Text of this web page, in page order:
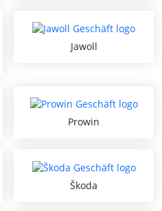
Jawoll
Prowin
Škoda